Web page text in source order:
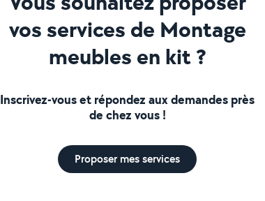
vos services de Montage
meubles en kit ?
Inscrivez-vous et répondez aux demandes près
de chez vous !
Proposer mes services